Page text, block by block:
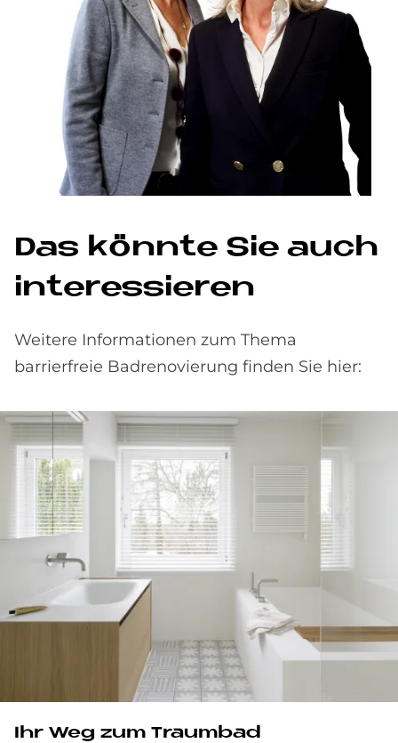
Das könn­te Sie auch
in­ter­es­sie­ren
Weitere Informationen zum Thema
barrierfreie Badrenovierung finden Sie hier:
Ihr Weg zum Traumbad